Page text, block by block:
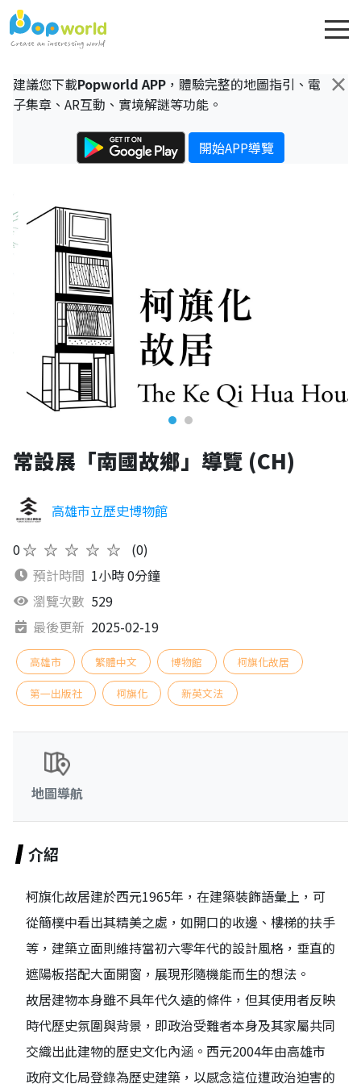
×
建議您下載Popworld APP ，體驗完整的地圖指引、電
子集章、AR互動、實境解謎等功能。
開始APP導覽
常設展「南國故鄉」導覽 (CH)
高雄市立歷史博物館
0★★★★★
(0)
預計時間 1小時 0分鐘
瀏覽次數 529
最後更新 2025-02-19
高雄市 繁體中文 博物館 柯旗化故居
第一出版社 柯旗化 新英文法
地圖導航
介紹
柯旗化故居建於西元1965年，在建築裝飾語彙上，可
從簡樸中看出其精美之處，如開口的收邊、樓梯的扶手
等，建築立面則維持當初六零年代的設計風格，垂直的
遮陽板搭配大面開窗，展現形隨機能而生的想法。
故居建物本身雖不具年代久遠的條件，但其使用者反映
時代歷史氛圍與背景，即政治受難者本身及其家屬共同
交織出此建物的歷史文化內涵。西元2004年由高雄市
政府文化局登錄為歷史建築，以感念這位遭政治迫害的